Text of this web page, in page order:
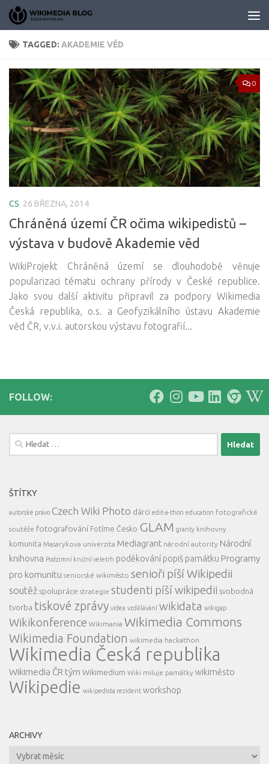
Skip to content
TAGGED: AKADEMIE VĚD
0
CS 26 BŘEZNA, 2014
Chráněná území ČR očima wikipedistů –
výstava v budově Akademie věd
WikiProjekt Chráněná území se dlouhodobě věnuje
popularizaci tématu ochrany přírody v České republice.
Jako svou další aktivitu připravil za podpory Wikimedia
Česká republika, o.s. a Geofyzikálního ústavu Akademie
věd ČR, v.v.i. autorskou výstavu fotografií...
FOLLOW:
Vyhledávání
ŠTÍTKY
autorské právo Czech Wiki Photo dárci edit-a-thon education fotografické
soutěže fotografování Fotíme Česko GLAM granty knihovny
komunita Masarykova univerzita Mediagrant národní autority Národní
knihovna Podzimní knižní veletrh poděkování popiš památku Programy
pro komunitu seniorské wikiměsto senioři píší Wikipedii
soutěž spolupráce strategie studenti píší wikipedii svobodná
tvorba tiskové zprávy videa vzdělávání wikidata wikigap
Wikikonference Wikimania Wikimedia Commons
Wikimedia Foundation wikimedia hackathon
Wikimedia Česká republika
Wikimedia ČR tým Wikimedium Wiki miluje památky wikiměsto
Wikipedie wikipedista rezident workshop
ARCHIVY
Archivy